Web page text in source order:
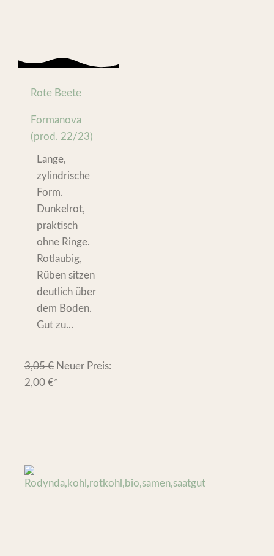
Rote Beete
Formanova
(prod. 22/23)
Lange,
zylindrische
Form.
Dunkelrot,
praktisch
ohne Ringe.
Rotlaubig,
Rüben sitzen
deutlich über
dem Boden.
Gut zu...
3,05€ Neuer Preis:
2,00 €*